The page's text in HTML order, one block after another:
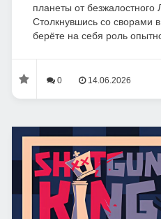
планеты от безжалостного
Столкнувшись со сворами
берёте на себя роль
0 14.06.2026